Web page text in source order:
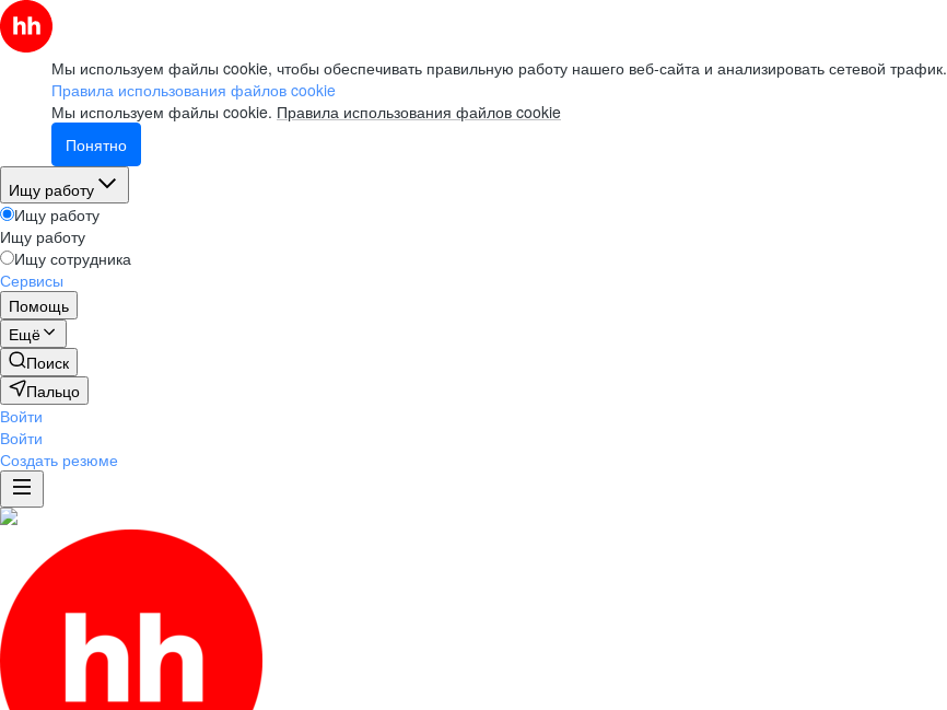
Мы используем файлы cookie, чтобы обеспечивать правильную работу нашего веб-сайта и анализировать сетевой трафик.
Правила использования файлов cookie
Мы используем файлы cookie. Правила использования файлов cookie
Понятно
Ищу работу
Ищу работу
Ищу работу
Ищу сотрудника
Сервисы
Помощь
Ещё
Поиск
Пальцо
Войти
Войти
Создать резюме